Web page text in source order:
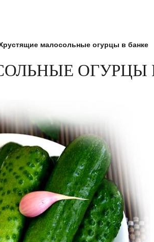
малосольные огурцы в банке
ОГУРЦЫ